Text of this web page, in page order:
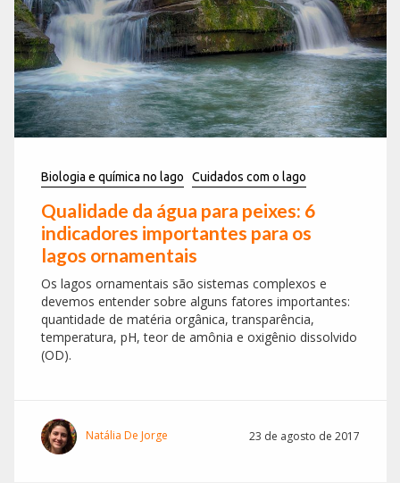
Biologia e química no lago Cuidados com o lago
Qualidade da água para peixes: 6
indicadores importantes para os
lagos ornamentais
Os lagos ornamentais são sistemas complexos e
devemos entender sobre alguns fatores importantes:
quantidade de matéria orgânica, transparência,
temperatura, pH, teor de amônia e oxigênio dissolvido
(OD).
Natália De Jorge 23 de agosto de 2017